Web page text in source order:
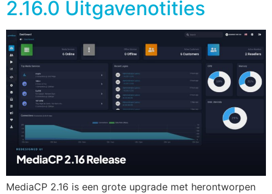
2.16.0 Uitgavenotities
MediaCP 2.16 is een grote upgrade met herontworpen